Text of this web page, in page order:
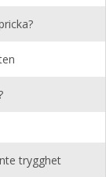
trygghet